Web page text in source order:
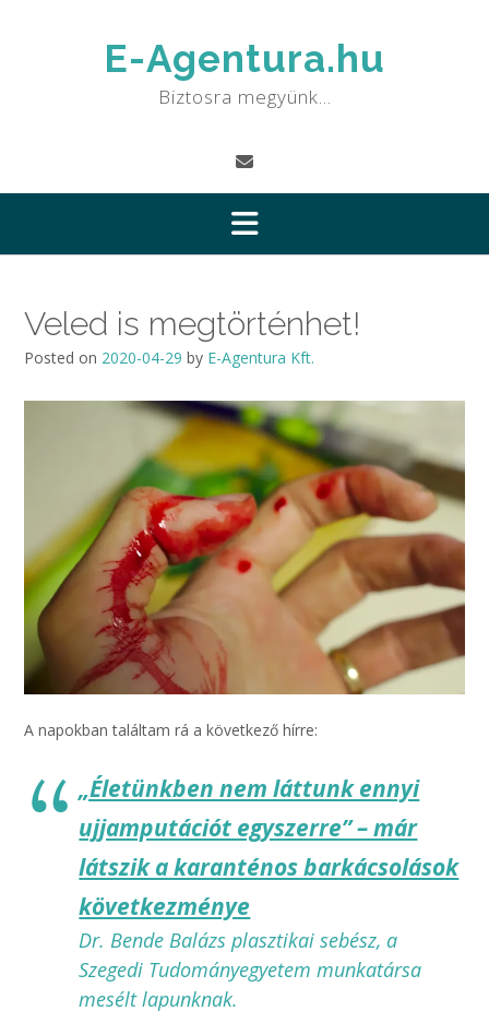
E-Agentura.hu
Biztosra megyünk…
Veled is megtörténhet!
Posted on 2020-04-29 by E-Agentura Kft.
A napokban találtam rá a következő hírre:
„Életünkben nem láttunk ennyi
ujjamputációt egyszerre” – már
látszik a karanténos barkácsolások
következménye
Dr. Bende Balázs plasztikai sebész, a
Szegedi Tudományegyetem munkatársa
mesélt lapunknak.